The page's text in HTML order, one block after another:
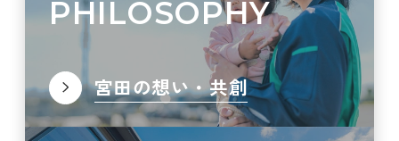
PHILOSOPHY
宮田の想い・共創